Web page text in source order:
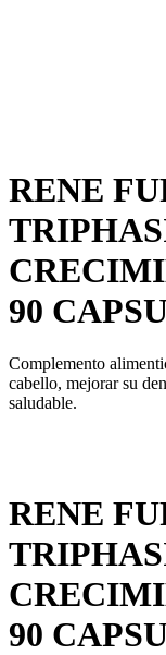
RENE
90
Complemento
cabello, mejorar su
saludable.
RENE
90